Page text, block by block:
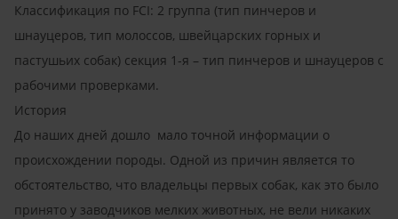
Классификация по FCI: 2 группа (тип пинчеров и
шнауцеров, тип молоссов, швейцарских горных и
пастушьих собак) секция 1-я – тип пинчеров и шнауцеров с
рабочими проверками.
История
До наших дней дошло мало точной информации о
происхождении породы. Одной из причин является то
обстоятельство, что владельцы первых собак, как это было
принято у заводчиков мелких животных, не вели никаких